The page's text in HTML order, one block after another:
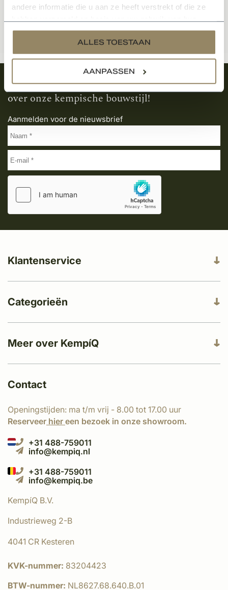
andere informatie die u aan ze heeft verstrekt of die ze
services.
ALLES TOESTAAN
AANPASSEN
Meld je aan en ontvang het laatste nieuws
over onze kempische bouwstijl!
Aanmelden voor de nieuwsbrief
Meer over KempíQ
Klantenservice
Categorieën
Contact
Openingstijden: ma t/m vrij - 8.00 tot 17.00 uur
Reserveer hier een bezoek in onze showroom.
+31 488-759011
info@kempiq.nl
+31 488-759011
info@kempiq.be
KempíQ B.V.
Industrieweg 2-B
4041 CR Kesteren
KVK-nummer: 83204423
BTW-nummer: NL8627.68.640.B.01